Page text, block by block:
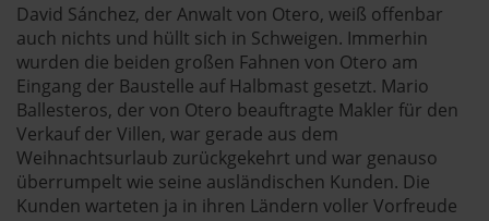
David Sánchez, der Anwalt von Otero, weiß offenbar
auch nichts und hüllt sich in Schweigen. Immerhin
wurden die beiden großen Fahnen von Otero am
Eingang der Baustelle auf Halbmast gesetzt. Mario
Ballesteros, der von Otero beauftragte Makler für den
Verkauf der Villen, war gerade aus dem
Weihnachtsurlaub zurückgekehrt und war genauso
überrumpelt wie seine ausländischen Kunden. Die
Kunden warteten ja in ihren Ländern voller Vorfreude